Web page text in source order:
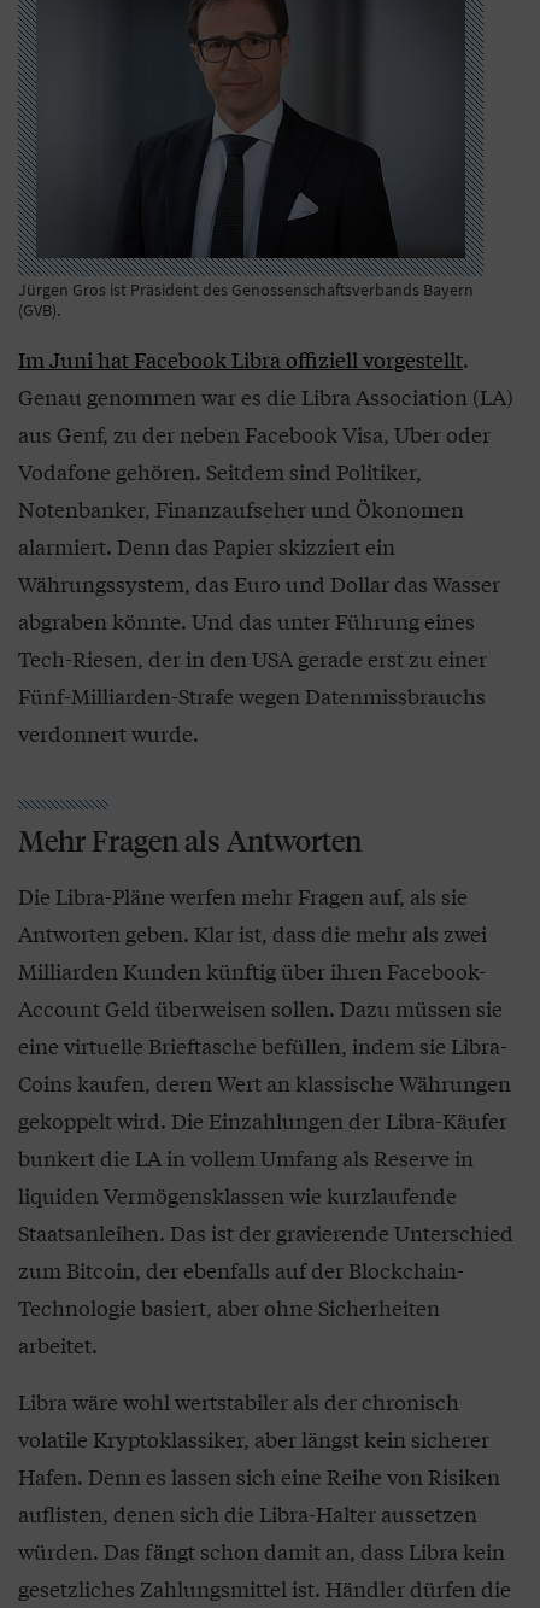
Jürgen Gros ist Präsident des Genossenschaftsverbands Bayern
(GVB).
Im Juni hat Facebook Libra offiziell vorgestellt.
Genau genommen war es die Libra Association (LA)
aus Genf, zu der neben Facebook Visa, Uber oder
Vodafone gehören. Seitdem sind Politiker,
Notenbanker, Finanzaufseher und Ökonomen
alarmiert. Denn das Papier skizziert ein
Währungssystem, das Euro und Dollar das Wasser
abgraben könnte. Und das unter Führung eines
Tech-Riesen, der in den USA gerade erst zu einer
Fünf-Milliarden-Strafe wegen Datenmissbrauchs
verdonnert wurde.
Mehr Fragen als Antworten
Die Libra-Pläne werfen mehr Fragen auf, als sie
Antworten geben. Klar ist, dass die mehr als zwei
Milliarden Kunden künftig über ihren Facebook-
Account Geld überweisen sollen. Dazu müssen sie
eine virtuelle Brieftasche befüllen, indem sie Libra-
Coins kaufen, deren Wert an klassische Währungen
gekoppelt wird. Die Einzahlungen der Libra-Käufer
bunkert die LA in vollem Umfang als Reserve in
liquiden Vermögensklassen wie kurzlaufende
Staatsanleihen. Das ist der gravierende Unterschied
zum Bitcoin, der ebenfalls auf der Blockchain-
Technologie basiert, aber ohne Sicherheiten
arbeitet.
Libra wäre wohl wertstabiler als der chronisch
volatile Kryptoklassiker, aber längst kein sicherer
Hafen. Denn es lassen sich eine Reihe von Risiken
auflisten, denen sich die Libra-Halter aussetzen
würden. Das fängt schon damit an, dass Libra kein
gesetzliches Zahlungsmittel ist. Händler dürfen die